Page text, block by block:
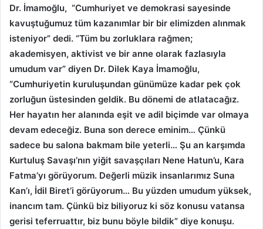
Dr. İmamoğlu, “Cumhuriyet ve demokrasi sayesinde
kavuştuğumuz tüm kazanımlar bir bir elimizden alınmak
isteniyor” dedi. “Tüm bu zorluklara rağmen;
akademisyen, aktivist ve bir anne olarak fazlasıyla
umudum var” diyen Dr. Dilek Kaya İmamoğlu,
“Cumhuriyetin kuruluşundan günümüze kadar pek çok
zorluğun üstesinden geldik. Bu dönemi de atlatacağız.
Her hayatın her alanında eşit ve adil biçimde var olmaya
devam edeceğiz. Buna son derece eminim… Çünkü
sadece bu salona bakmam bile yeterli… Şu an karşımda
Kurtuluş Savaşı’nın yiğit savaşçıları Nene Hatun’u, Kara
Fatma’yı görüyorum. Değerli müzik insanlarımız Suna
Kan’ı, İdil Biret’i görüyorum… Bu yüzden umudum yüksek,
inancım tam. Çünkü biz biliyoruz ki söz konusu vatansa
gerisi teferruattır, biz bunu böyle bildik” diye konuşu.